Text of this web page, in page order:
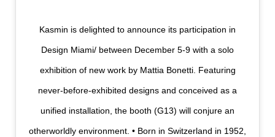
Kasmin is delighted to announce its participation in
Design Miami/ between December 5-9 with a solo
exhibition of new work by Mattia Bonetti. Featuring
never-before-exhibited designs and conceived as a
unified installation, the booth (G13) will conjure an
otherworldly environment. • Born in Switzerland in 1952,